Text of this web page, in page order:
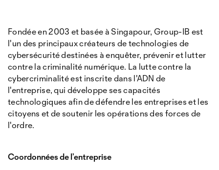
Fondée en 2003 et basée à Singapour, Group-IB est
l'un des principaux créateurs de technologies de
cybersécurité destinées à enquêter, prévenir et lutter
contre la criminalité numérique. La lutte contre la
cybercriminalité est inscrite dans l'ADN de
l'entreprise, qui développe ses capacités
technologiques afin de défendre les entreprises et les
citoyens et de soutenir les opérations des forces de
l'ordre.
Coordonnées de l’entreprise